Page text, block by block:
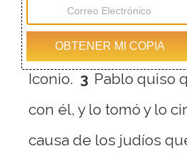
del cual hablaban
hermanos que
Iconio. 3 Pablo quiso
con él, y lo tomó y lo
causa de los judíos